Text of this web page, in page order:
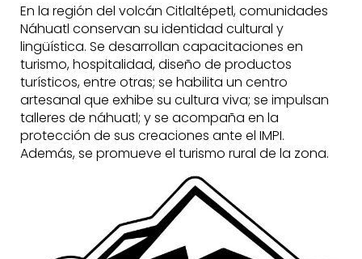
En la región del volcán Citlaltépetl, comunidades
Náhuatl conservan su identidad cultural y
lingüística. Se desarrollan capacitaciones en
turismo, hospitalidad, diseño de productos
turísticos, entre otras; se habilita un centro
artesanal que exhibe su cultura viva; se impulsan
talleres de náhuatl; y se acompaña en la
protección de sus creaciones ante el IMPI.
Además, se promueve el turismo rural de la zona.